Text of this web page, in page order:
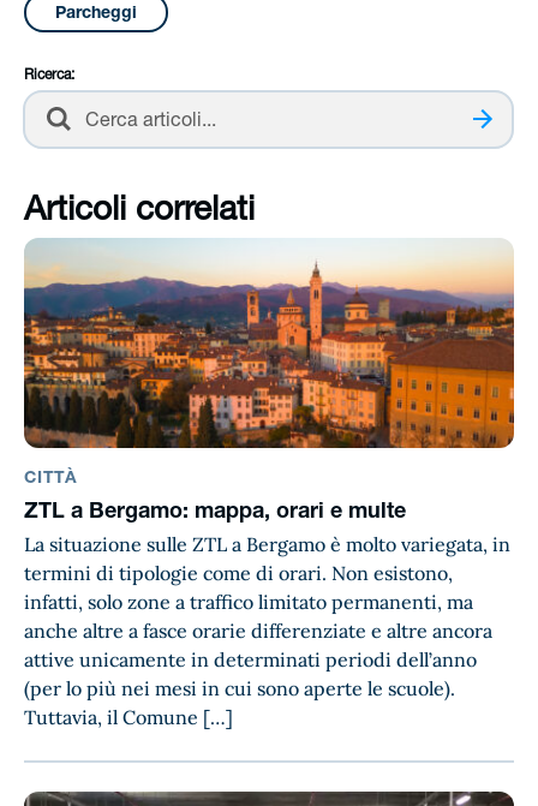
Parcheggi
Ricerca:
Cerca
Articoli correlati
CITTÀ
ZTL a Bergamo: mappa, orari e multe
La situazione sulle ZTL a Bergamo è molto variegata, in
termini di tipologie come di orari. Non esistono,
infatti, solo zone a traffico limitato permanenti, ma
anche altre a fasce orarie differenziate e altre ancora
attive unicamente in determinati periodi dell’anno
(per lo più nei mesi in cui sono aperte le scuole).
Tuttavia, il Comune […]